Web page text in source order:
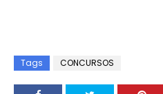
Tags CONCURSOS